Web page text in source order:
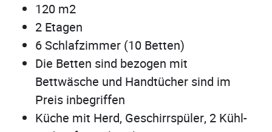
120 m2
2 Etagen
6 Schlafzimmer (10 Betten)
Die Betten sind bezogen mit
Bettwäsche und Handtücher sind im
Preis inbegriffen
Küche mit Herd, Geschirrspüler, 2 Kühl-